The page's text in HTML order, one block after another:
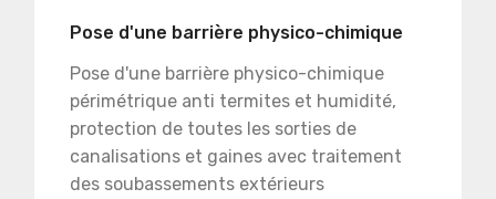
Pose d'une barrière physico-chimique
Pose d'une barrière physico-chimique
périmétrique anti termites et humidité,
protection de toutes les sorties de
canalisations et gaines avec traitement
des soubassements extérieurs